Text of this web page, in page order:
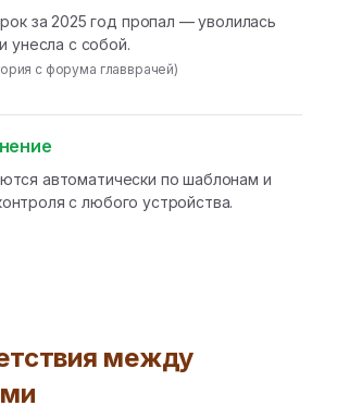
за 2025 год пропал — уволилась
унесла с собой.
с форума главврачей)
автоматически по шаблонам и
с любого устройства.
между